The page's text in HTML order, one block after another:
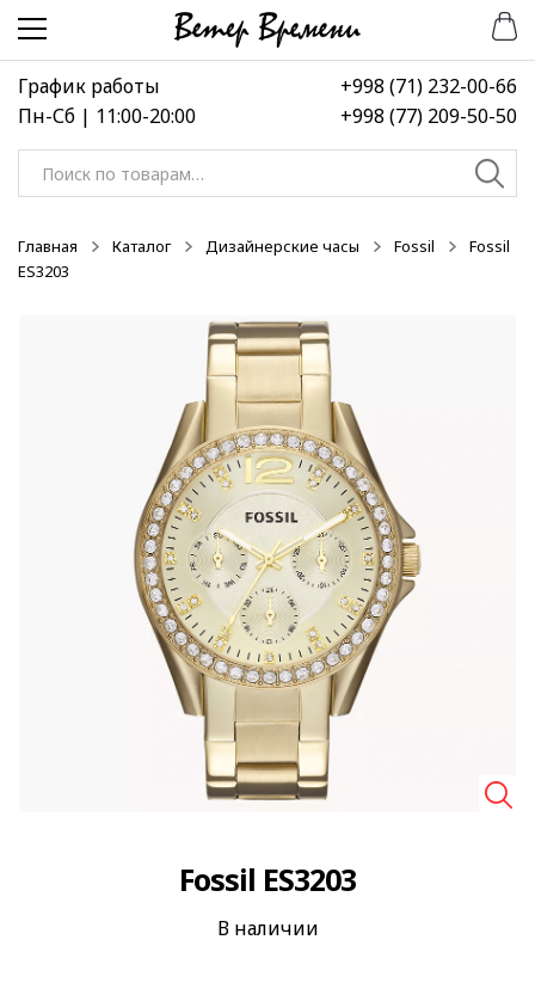
Перейти
навигации
Перейти
содержимому
График работы
Пн-Сб | 11:00-20:00
+998 (71) 232-00-66
+998 (77) 209-50-50
Искать:
Главная Каталог Дизайнерские часы Fossil
Fossil
ES3203
Fossil ES3203
В наличии